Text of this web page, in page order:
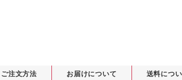
ご注文方法 お届けについて 送料につ